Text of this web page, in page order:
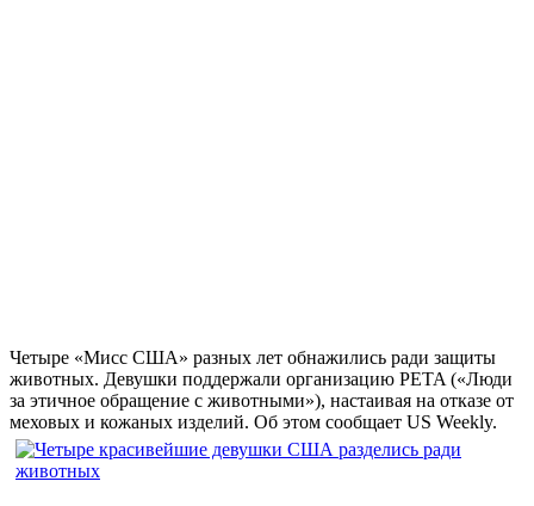
Четыре «Мисс США» разных лет обнажились ради защиты
животных. Девушки поддержали организацию PETA («Люди
за этичное обращение с животными»), настаивая на отказе от
меховых и кожаных изделий. Об этом сообщает US Weekly.